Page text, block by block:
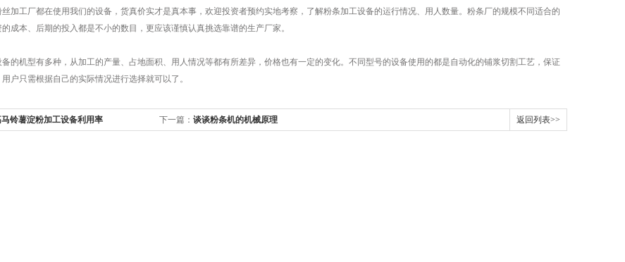
工厂都在使用我们的设备，货真价实才是真本事，欢迎投资者预约实地考察，了解粉条加工设备的运行情况、用人数量。粉条厂的规模不同适合的
成本、后期的投入都是不小的数目，更应该谨慎认真挑选靠谱的生产厂家。
机型有多种，从加工的产量、占地面积、用人情况等都有所差异，价格也有一定的变化。不同型号的设备使用的都是自动化的铺浆切割工艺，保证
户只需根据自己的实际情况进行选择就可以了。
铃薯淀粉加工设备利用率 下一篇： 谈谈粉条机的机械原理 返回列表>>